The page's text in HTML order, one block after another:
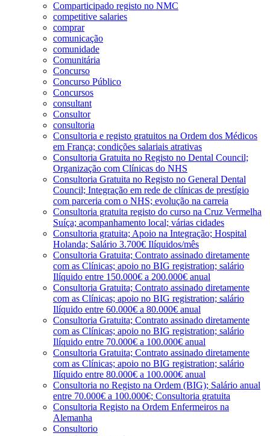
Comparticipado registo no NMC
competitive salaries
comprar
comunicação
comunidade
Comunitária
Concurso
Concurso Público
Concursos
consultant
Consultor
consultoria
Consultoria e registo gratuitos na Ordem dos Médicos
em França; condições salariais atrativas
Consultoria Gratuita no Registo no Dental Council;
Organização com Clínicas do NHS
Consultoria Gratuita no Registo no General Dental
Council; Integração em rede de clínicas de prestígio
com parceria com o NHS; evolução na carreia
Consultoria gratuita registo do curso na Cruz Vermelha
Suíça; acompanhamento local; várias cidades
Consultoria gratuita; Apoio na Integração; Hospital
Holanda; Salário 3.700€ Ilíquidos/mês
Consultoria Gratuita; Contrato assinado diretamente
com as Clínicas; apoio no BIG registration; salário
Ilíquido entre 150.000€ a 200.000€ anual
Consultoria Gratuita; Contrato assinado diretamente
com as Clínicas; apoio no BIG registration; salário
Ilíquido entre 60.000€ a 80.000€ anual
Consultoria Gratuita; Contrato assinado diretamente
com as Clínicas; apoio no BIG registration; salário
Ilíquido entre 70.000€ a 100.000€ anual
Consultoria Gratuita; Contrato assinado diretamente
com as Clínicas; apoio no BIG registration; salário
Ilíquido entre 80.000€ a 100.000€ anual
Consultoria no Registo na Ordem (BIG); Salário anual
entre 70.000€ a 100.000€; Consultoria gratuita
Consultoria Registo na Ordem Enfermeiros na
Alemanha
Consultorio